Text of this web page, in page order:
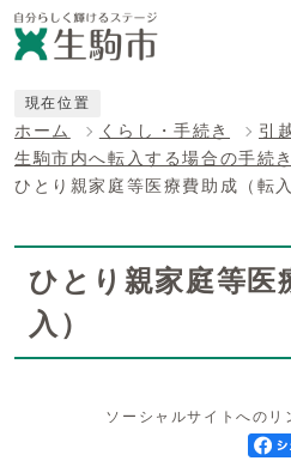
現在位置
ホーム くらし・手続き
引
生駒市内へ転入する場合の手続き
ひとり親家庭等医療費助成（転入
ひとり親家庭等医
入）
ソーシャルサイトへのリ